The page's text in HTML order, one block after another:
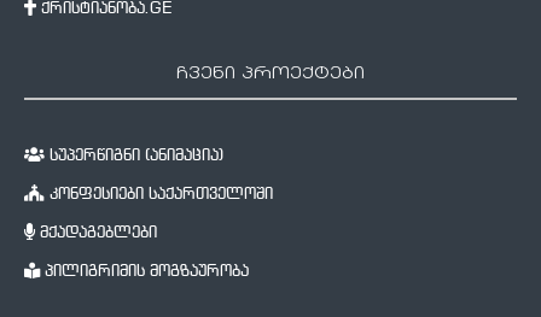
ქრისტიანობა.GE
ჩვენი პროექტები
სუპერწიგნი (ანიმაცია)
კონფესიები საქართველოში
მქადაგებლები
პილიგრიმის მოგზაურობა